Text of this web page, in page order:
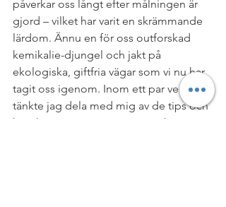
påverkar oss långt efter målningen är
gjord – vilket har varit en skrämmande
lärdom. Ännu en för oss outforskad
kemikalie-djungel och jakt på
ekologiska, giftfria vägar som vi nu har
tagit oss igenom. Inom ett par veckor
tänkte jag dela med mig av de tips och
kunskap vi snappat upp, samt börja ge